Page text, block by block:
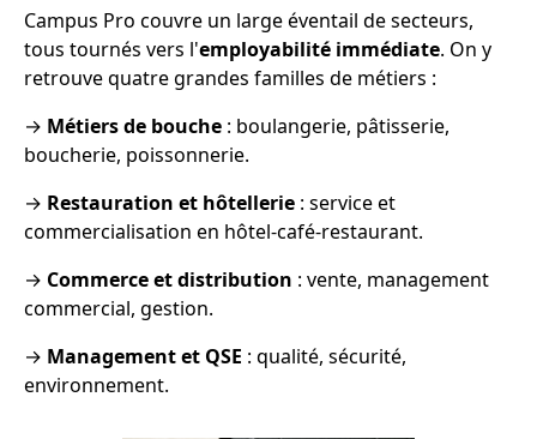
Campus Pro couvre un large éventail de secteurs,
tous tournés vers l'employabilité immédiate. On y
retrouve quatre grandes familles de métiers :
→ Métiers de bouche : boulangerie, pâtisserie,
boucherie, poissonnerie.
→ Restauration et hôtellerie : service et
commercialisation en hôtel-café-restaurant.
→ Commerce et distribution : vente, management
commercial, gestion.
→ Management et QSE : qualité, sécurité,
environnement.